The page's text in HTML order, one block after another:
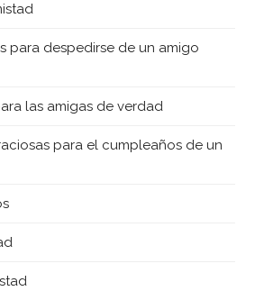
para despedirse de un amigo
las amigas de verdad
para el cumpleaños de un